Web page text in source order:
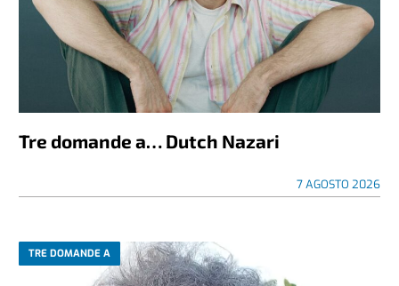
Tre domande a… Dutch Nazari
7 AGOSTO 2026
TRE DOMANDE A